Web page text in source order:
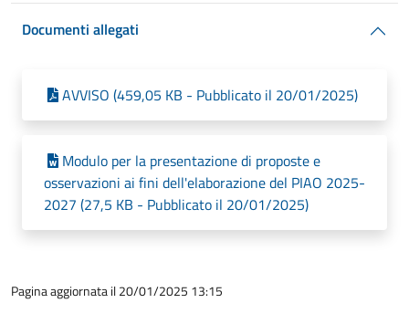
Documenti allegati
AVVISO (459,05 KB - Pubblicato il 20/01/2025)
Modulo per la presentazione di proposte e
osservazioni ai fini dell'elaborazione del PIAO 2025-
2027 (27,5 KB - Pubblicato il 20/01/2025)
Pagina aggiornata il 20/01/2025 13:15